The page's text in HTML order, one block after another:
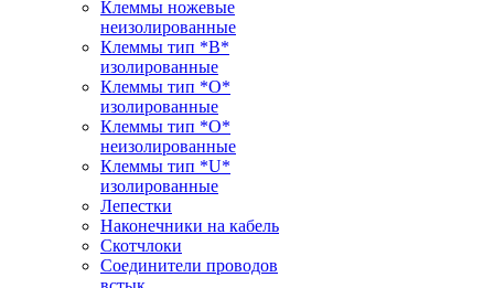
Клеммы ножевые
неизолированные
Клеммы тип *B*
изолированные
Клеммы тип *O*
изолированные
Клеммы тип *O*
неизолированные
Клеммы тип *U*
изолированные
Лепестки
Наконечники на кабель
Скотчлоки
Соединители проводов